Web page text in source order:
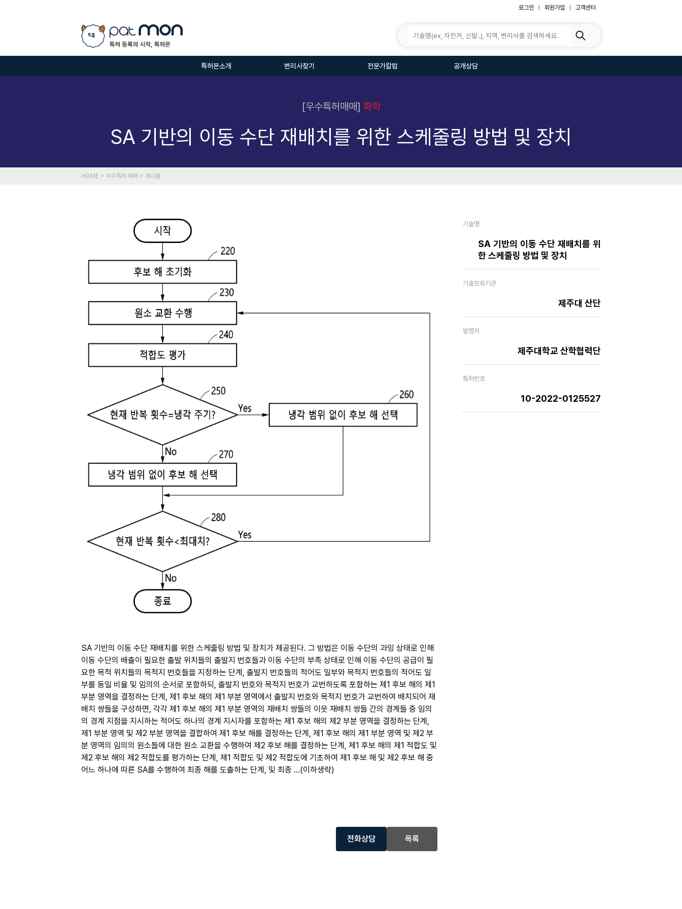
로그인 회원가입 고객센터
특허몬소개 변리사찾기 전문가칼럼 공개상담
[우수특허매매] 화학
SA 기반의 이동 수단 재배치를 위한 스케줄링 방법 및 장치
HOME > 우수특허 매매 > 게시물
SA 기반의 이동 수단 재배치를 위한 스케줄링 방법 및 장치가 제공된다. 그 방법은 이동 수단의 과잉 상태로 인해
이동 수단의 배출이 필요한 출발 위치들의 출발지 번호들과 이동 수단의 부족 상태로 인해 이동 수단의 공급이 필
요한 목적 위치들의 목적지 번호들을 지정하는 단계, 출발지 번호들의 적어도 일부와 목적지 번호들의 적어도 일
부를 동일 비율 및 임의의 순서로 포함하되, 출발지 번호와 목적지 번호가 교번하도록 포함하는 제1 후보 해의 제1
부분 영역을 결정하는 단계, 제1 후보 해의 제1 부분 영역에서 출발지 번호와 목적지 번호가 교번하여 배치되어 재
배치 쌍들을 구성하면, 각각 제1 후보 해의 제1 부분 영역의 재배치 쌍들의 이웃 재배치 쌍들 간의 경계들 중 임의
의 경계 지점을 지시하는 적어도 하나의 경계 지시자를 포함하는 제1 후보 해의 제2 부분 영역을 결정하는 단계,
제1 부분 영역 및 제2 부분 영역을 결합하여 제1 후보 해를 결정하는 단계, 제1 후보 해의 제1 부분 영역 및 제2 부
분 영역의 임의의 원소들에 대한 원소 교환을 수행하여 제2 후보 해를 결정하는 단계, 제1 후보 해의 제1 적합도 및
제2 후보 해의 제2 적합도를 평가하는 단계, 제1 적합도 및 제2 적합도에 기초하여 제1 후보 해 및 제2 후보 해 중
어느 하나에 따른 SA를 수행하여 최종 해를 도출하는 단계, 및 최종 ...(이하생략)
전화상담 목록
기술명
SA 기반의 이동 수단 재배치를 위
한 스케줄링 방법 및 장치
기술보유기관
제주대 산단
발명자
제주대학교 산학협력단
특허번호
10-2022-0125527